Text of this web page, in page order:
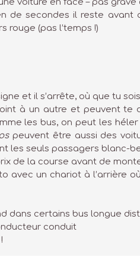
voiture en face – pas
de secondes il reste avant
rouge (pas l’temps !)
et il s’arrête, où que tu sois
à un autre et peuvent te
les bus, on peut les héler
peuvent être aussi des
les seuls passagers blanc-
de la course avant de
avec un chariot à l’arrière
dans certains bus longue
conduit